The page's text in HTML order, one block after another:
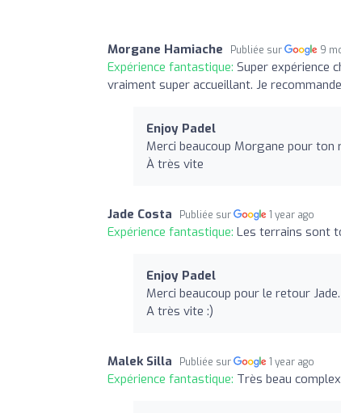
Morgane Hamiache Publiée sur 9
Expérience fantastique: Super expérience
vraiment super accueillant. Je
Enjoy Padel
Merci beaucoup Morgane pour
À très vite
Jade Costa Publiée sur 1 year ago
Expérience fantastique: Les terrains sont
Enjoy Padel
Merci beaucoup pour le retour Jade.
A très vite :)
Malek Silla Publiée sur 1 year ago
Expérience fantastique: Très beau